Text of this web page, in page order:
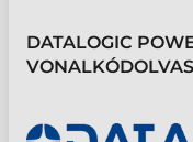
DATALOGIC